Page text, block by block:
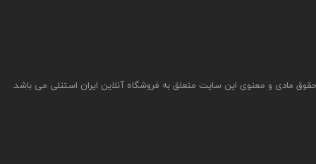
مادی و معنوی این سایت متعلق به فروشگاه آنلاین ایران استنلی می باشد.